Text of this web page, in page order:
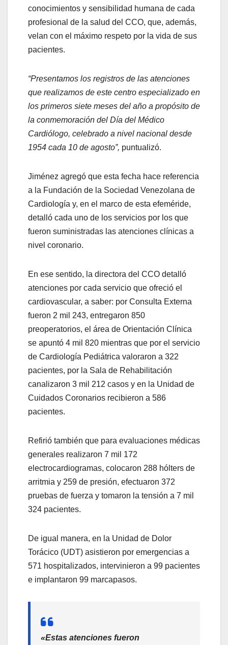
conocimientos y sensibilidad humana de cada
profesional de la salud del CCO, que, además,
velan con el máximo respeto por la vida de sus
pacientes.
“Presentamos los registros de las atenciones
que realizamos de este centro especializado en
los primeros siete meses del año a propósito de
la conmemoración del Día del Médico
Cardiólogo, celebrado a nivel nacional desde
1954 cada 10 de agosto”, puntualizó.
Jiménez agregó que esta fecha hace referencia
a la Fundación de la Sociedad Venezolana de
Cardiología y, en el marco de esta efeméride,
detalló cada uno de los servicios por los que
fueron suministradas las atenciones clínicas a
nivel coronario.
En ese sentido, la directora del CCO detalló
atenciones por cada servicio que ofreció el
cardiovascular, a saber: por Consulta Externa
fueron 2 mil 243, entregaron 850
preoperatorios, el área de Orientación Clínica
se apuntó 4 mil 820 mientras que por el servicio
de Cardiología Pediátrica valoraron a 322
pacientes, por la Sala de Rehabilitación
canalizaron 3 mil 212 casos y en la Unidad de
Cuidados Coronarios recibieron a 586
pacientes.
Refirió también que para evaluaciones médicas
generales realizaron 7 mil 172
electrocardiogramas, colocaron 288 hólters de
arritmia y 259 de presión, efectuaron 372
pruebas de fuerza y tomaron la tensión a 7 mil
324 pacientes.
De igual manera, en la Unidad de Dolor
Torácico (UDT) asistieron por emergencias a
571 hospitalizados, intervinieron a 99 pacientes
e implantaron 99 marcapasos.
«Estas atenciones fueron